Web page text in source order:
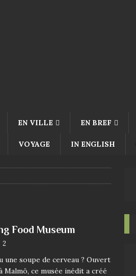
EN VILLE EN BREF
VOYAGE IN ENGLISH
Food Museum
2
soupe de cerveau ? Ouvert
Malmö, ce musée inédit a créé